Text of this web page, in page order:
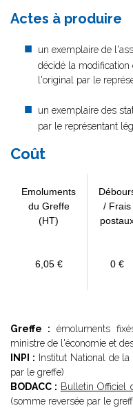
Actes à produire
un exemplaire de
décidé la modification
l'original par le
un exemplaire des
par le représentant
Coût
Emoluments
du Greffe
(HT)
/ Frais
6,05 € 0 €
Greffe : émoluments
ministre de l'économie et
INPI : Institut National de
par le greffe)
BODACC : Bulletin Officiel
(somme reversée par le